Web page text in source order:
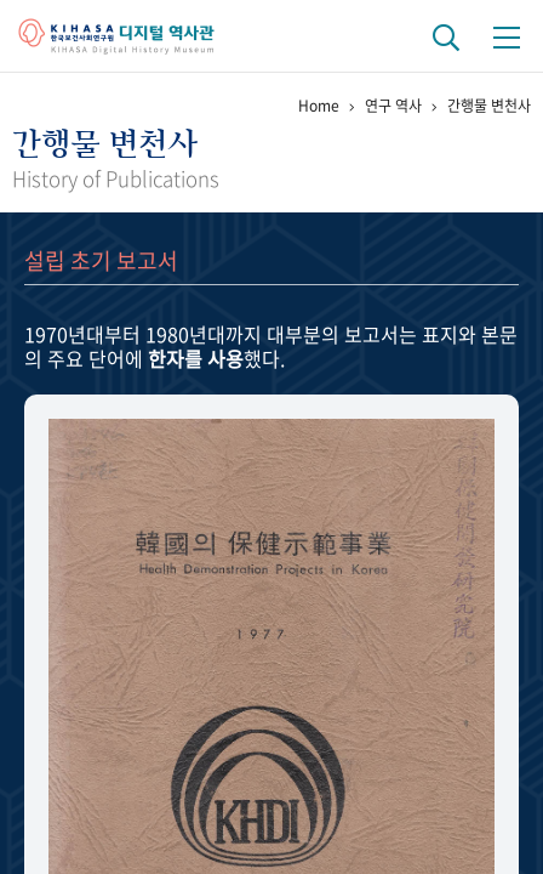
걸어온 길 기관 변천사
정책과 연구 키워드로 보는 연구 역사
연구자들
기록물 아카이브
사진 아카이브 문서 기록물 행정박물 영상 기록물
주년 기념
성과 50선 숫자로 보는 50년 50+1주년 광장
세계와 함께 한 KIHASA
VR 역사관
Home 연구 역사 간행물 변천사
간행물 변천사
History of Publications
설립 초기 보고서
1970년대부터 1980년대까지 대부분의 보고서는 표지와 본문
의 주요 단어에 한자를 사용했다.